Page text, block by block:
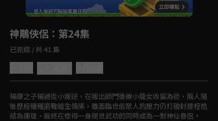
登入後即可解鎖專屬任務
神鵰俠侶 ：第24集
已完結 / 共 41 集
楊康之子楊過從小叛逆，在叛出師門後被小龍女收留為徒，兩人隨
後歷經種種磨難暗生情愫，雖面臨世俗眾人的壓力仍打破封建桎梏
結為連理，最終在修得一身絕世武功的同時成為一對神仙眷侶。